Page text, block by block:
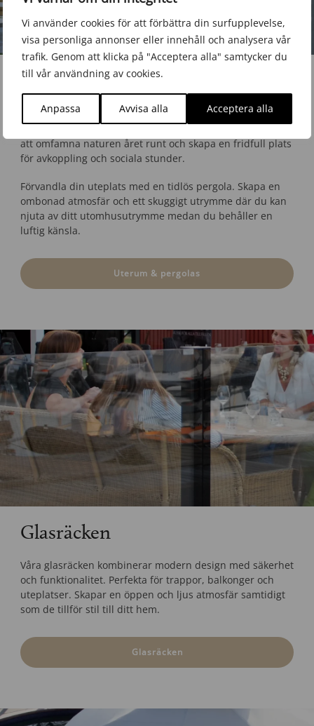
Vi använder cookies för att förbättra din surfupplevelse,
visa personliga annonser eller innehåll och analysera vår
trafik. Genom att klicka på "Acceptera alla" samtycker du
till vår användning av cookies.
Anpassa Avvisa alla Acceptera alla
Uterum & pergolas
Utforska gränsen mellan inomhus och utomhus med våra
fina uterum. Våra skräddarsydda lösningar gör det möjligt
att omfamna naturen året runt och skapa en fridfull plats
för avkoppling och sociala stunder.
Förvandla din uteplats med en tidlös pergola. Skapa en
ombonad atmosfär och ett skuggigt utrymme där du kan
njuta av ditt utomhusutrymme medan du behåller en
luftig känsla.
Uterum & pergolas
Glasräcken
Våra glasräcken kombinerar modern design med säkerhet
och funktionalitet. Perfekta för trappor, balkonger och
uteplatser. Skapar en öppen och ljus atmosfär samtidigt
som de tillför stil till ditt hem.
Glasräcken